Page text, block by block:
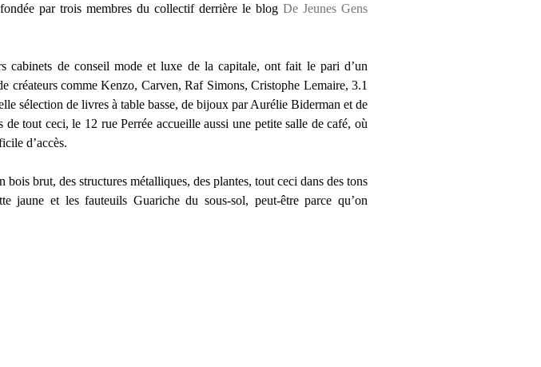
par trois membres du collectif derrière le blog De Jeunes Gens
cabinets de conseil mode et luxe de la capitale, ont fait le pari d’un
créateurs comme Kenzo, Carven, Raf Simons, Cristophe Lemaire, 3.1
sélection de livres à table basse, de bijoux par Aurélie Biderman et de
tout ceci, le 12 rue Perrée accueille aussi une petite salle de café, où
d’accès.
brut, des structures métalliques, des plantes, tout ceci dans des tons
jaune et les fauteuils Guariche du sous-sol, peut-être parce qu’on